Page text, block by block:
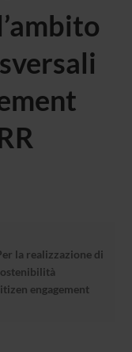
la realizzazione di
engagement